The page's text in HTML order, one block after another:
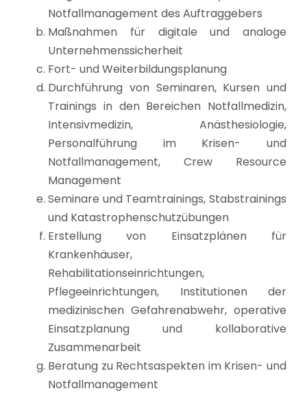
Notfallmanagement des Auftraggebers
Maßnahmen für digitale und analoge
Unternehmenssicherheit
Fort- und Weiterbildungsplanung
Durchführung von Seminaren, Kursen und
Trainings in den Bereichen Notfallmedizin,
Intensivmedizin, Anästhesiologie,
Personalführung im Krisen- und
Notfallmanagement, Crew Resource
Management
Seminare und Teamtrainings, Stabstrainings
und Katastrophenschutzübungen
Erstellung von Einsatzplänen für
Krankenhäuser,
Rehabilitationseinrichtungen,
Pflegeeinrichtungen, Institutionen der
medizinischen Gefahrenabwehr, operative
Einsatzplanung und kollaborative
Zusammenarbeit
Beratung zu Rechtsaspekten im Krisen- und
Notfallmanagement